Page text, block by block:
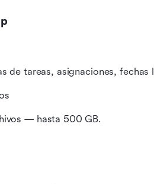
de tareas, asignaciones,
— hasta 500 GB.